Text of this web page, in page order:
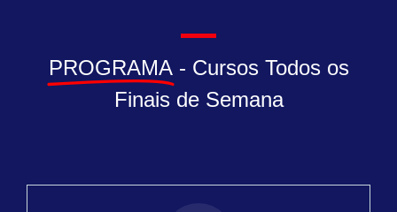
PROGRAMA- Cursos Todos os
Finais de Semana​